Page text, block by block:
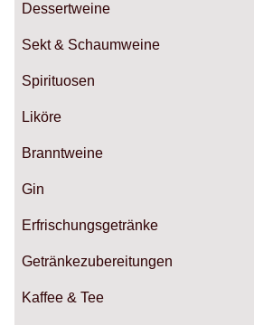
Dessertweine
Sekt & Schaumweine
Spirituosen
Liköre
Branntweine
Gin
Erfrischungsgetränke
Getränkezubereitungen
Kaffee & Tee